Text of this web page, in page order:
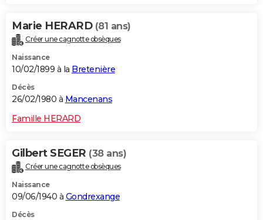
Marie HERARD (81 ans)
Créer une cagnotte obsèques
Naissance
10/02/1899 à la Bretenière
Décès
26/02/1980 à Mancenans
Famille HERARD
Gilbert SEGER (38 ans)
Créer une cagnotte obsèques
Naissance
09/06/1940 à Gondrexange
Décès